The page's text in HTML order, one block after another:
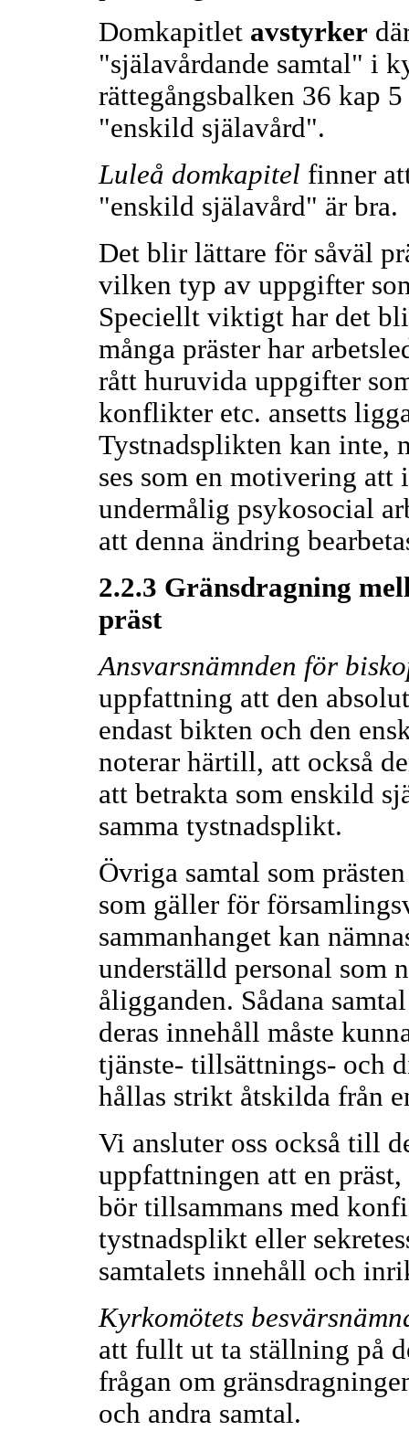
Domkapitlet avstyrker
"själavårdande samtal" i
rättegångsbalken 36 kap
"enskild själavård".
Luleå domkapitel finner
"enskild själavård" är bra.
Det blir lättare för såväl
vilken typ av uppgifter
Speciellt viktigt har det
många präster har
rått huruvida uppgifter
konflikter etc. ansetts
Tystnadsplikten kan inte,
ses som en motivering
undermålig psykosocial
att denna ändring
2.2.3 Gränsdragning
präst
Ansvarsnämnden för
uppfattning att den
endast bikten och den
noterar härtill, att också
att betrakta som enskild
samma tystnadsplikt.
Övriga samtal som
som gäller för
sammanhanget kan
underställd personal som
åligganden. Sådana
deras innehåll måste
tjänste- tillsättnings- och
hållas strikt åtskilda från
Vi ansluter oss också till
uppfattningen att en
bör tillsammans med
tystnadsplikt eller
samtalets innehåll och
Kyrkomötets
att fullt ut ta ställning på
frågan om
och andra samtal.